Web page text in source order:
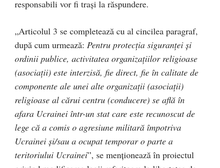
responsabili vor fi trași la răspundere.
„Articolul 3 se completează cu al cincilea paragraf,
după cum urmează: Pentru protecția siguranței și
ordinii publice, activitatea organizațiilor religioase
(asociații) este interzisă, fie direct, fie în calitate de
componente ale unei alte organizații (asociații)
religioase al cărui centru (conducere) se află în
afara Ucrainei într-un stat care este recunoscut de
lege că a comis o agresiune militară împotriva
Ucrainei și/sau a ocupat temporar o parte a
teritoriului Ucrainei”, se menționează în proiectul